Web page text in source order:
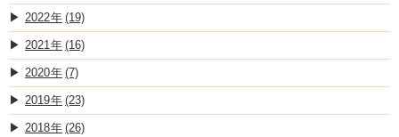
2022 (19)
2021 (16)
2020 (7)
2019 (23)
2018 (26)